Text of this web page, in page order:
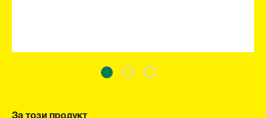
За този продукт